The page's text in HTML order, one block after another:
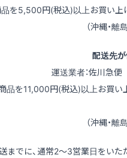
品を5,500円(税込)以上お買い上
（沖縄・離
配送先
運送業者：佐川急
品を11,000円(税込)以上お買い
（沖縄・離
までに、通常2～3営業日をい